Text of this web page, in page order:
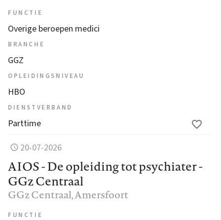
FUNCTIE
Overige beroepen medici
BRANCHE
GGZ
OPLEIDINGSNIVEAU
HBO
DIENSTVERBAND
Parttime
20-07-2026
AIOS - De opleiding tot psychiater -
GGz Centraal
GGz Centraal, Amersfoort
FUNCTIE